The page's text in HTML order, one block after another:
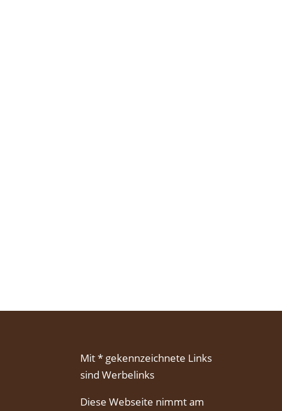
Mit * gekennzeichnete Links
sind Werbelinks
Diese Webseite nimmt am